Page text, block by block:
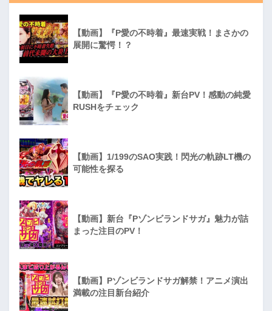
【動画】『P愛の不時着』最速実戦！まさかの
展開に驚愕！？
【動画】『P愛の不時着』新台PV！感動の純愛
RUSHをチェック
【動画】1/199のSAO実践！閃光の軌跡LT機の
可能性を探る
【動画】新台『Pゾンビランドサガ』魅力が詰
まった注目のPV！
【動画】Pゾンビランドサガ解禁！アニメ演出
満載の注目新台紹介